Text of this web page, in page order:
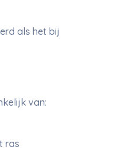
als het bij
van:
ras